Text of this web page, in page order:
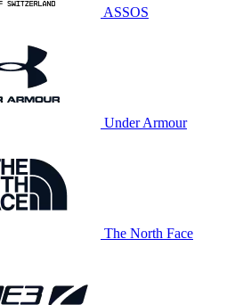
ASSOS
Under Armour
The North Face